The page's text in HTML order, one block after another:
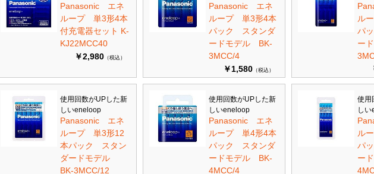
Panasonic エネ
ループ 単3形4本
付充電器セット K-
KJ22MCC40
￥2,980 （税込）
Panasonic エネ
ループ 単3形4本
パック スタンダ
ードモデル BK-
3MCC/4
￥1,580 （税込）
ル
パ
ー
使用回数がUPした新
しいeneloop
Panasonic エネ
ループ 単3形12
本パック スタン
ダードモデル
BK-3MCC/12
使用回数がUPした新
しいeneloop
Panasonic エネ
ループ 単4形4本
パック スタンダ
ードモデル BK-
4MCC/4
使用
し
ル
パ
ー